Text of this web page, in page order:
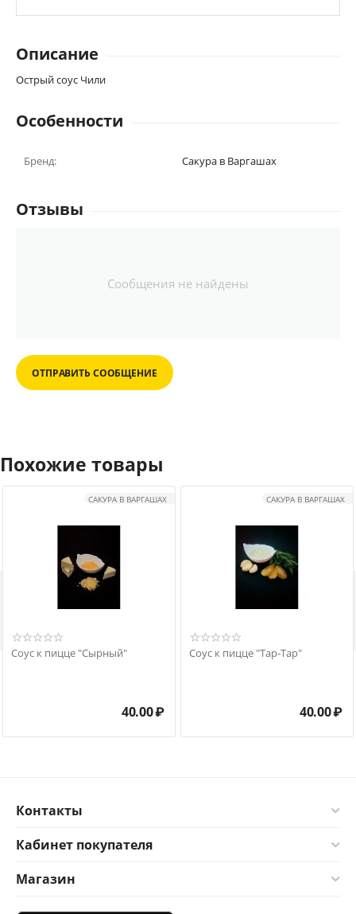
Описание
Острый соус Чили
Особенности
Бренд: Сакура в Варгашах
Отзывы
Сообщения не найдены
ОТПРАВИТЬ СООБЩЕНИЕ
Похожие товары
САКУРА В ВАРГАШАХ
Соус к пицце "Сырный"
40.00₽
САКУРА В ВАРГАШАХ
Соус к пицце "Тар-Тар"
40.00₽
Контакты
Кабинет покупателя
Магазин